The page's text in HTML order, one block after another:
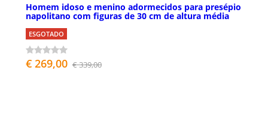
Homem idoso e menino adormecidos para presépio
napolitano com figuras de 30 cm de altura média
ESGOTADO
€ 269,00 € 339,00